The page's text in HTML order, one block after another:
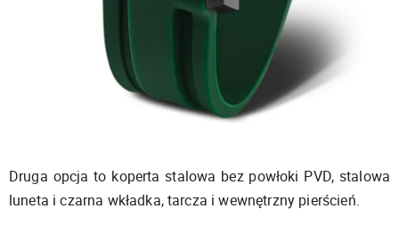
Druga opcja to koperta stalowa bez powłoki PVD, stalowa
luneta i czarna wkładka, tarcza i wewnętrzny pierścień.